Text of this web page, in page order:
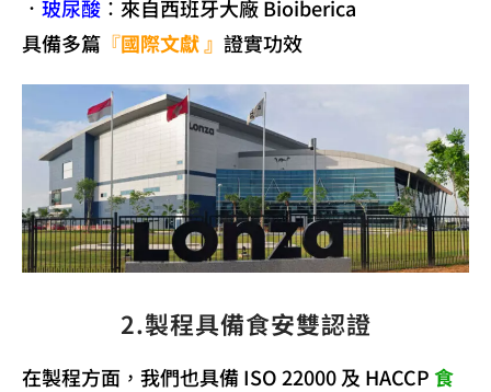
． 玻尿酸 ：來自西班牙大廠 Bioiberica
具備多篇 『國際文獻』 證實功效
2.製程具備食安雙認證
在製程方面，我們也具備 ISO 22000 及 HACCP食